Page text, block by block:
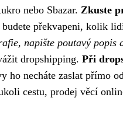
nebo Sbazar. Zkuste
překvapeni, kolik
napište poutavý popis
dropshipping. Při
ho necháte zaslat přímo
cestu, prodej věcí